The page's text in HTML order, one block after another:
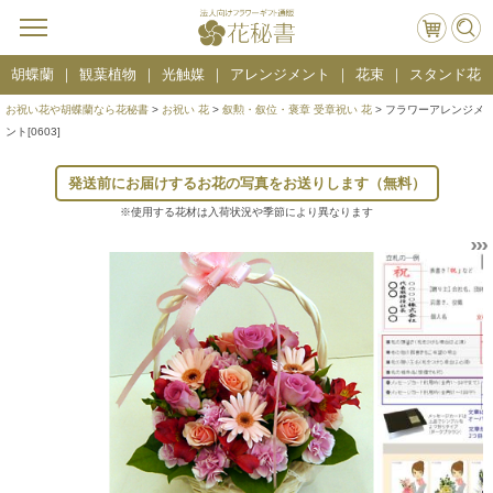
胡蝶蘭 観葉植物 光触媒 アレンジメント 花束 スタンド花
お祝い花や胡蝶蘭なら花秘書 > お祝い 花 > 叙勲・叙位・褒章 受章祝い 花 > フラワーアレンジメ
ント[0603]
発送前にお届けするお花の写真をお送りします（無料）
※使用する花材は入荷状況や季節により異なります